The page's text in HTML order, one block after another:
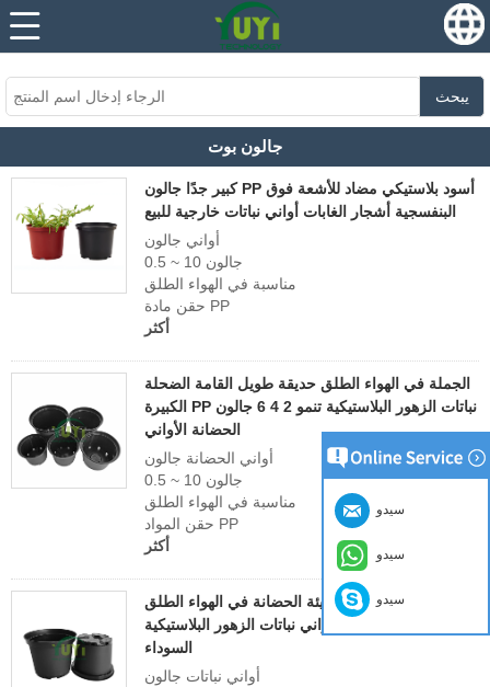
......
يبحث
جالون بوت
كبير جدًا جالون PP أسود بلاستيكي مضاد للأشعة فوق
البنفسجية أشجار الغابات أواني نباتات خارجية للبيع
أواني جالون
0.5 ~ 10 جالون
مناسبة في الهواء الطلق
حقن مادة PP
أكثر
الجملة في الهواء الطلق حديقة طويل القامة الضحلة
الكبيرة PP نباتات الزهور البلاستيكية تنمو 2 4 6 جالون
الحضانة الأواني
أواني الحضانة جالون
0.5 ~ 10 جالون
مناسبة في الهواء الطلق
حقن المواد PP
أكثر
حقن مخصص غال الدفيئة الحضانة في الهواء الطلق
كبير 1 3 5 جالون أواني نباتات الزهور البلاستيكية
السوداء
أواني نباتات جالون
سيدو
سيدو
سيدو